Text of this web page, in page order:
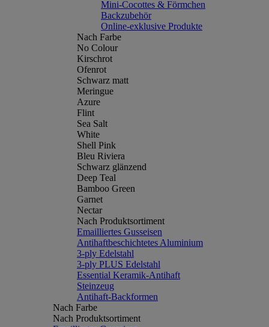
Mini-Cocottes & Förmchen
Backzubehör
Online-exklusive Produkte
Nach Farbe
No Colour
Kirschrot
Ofenrot
Schwarz matt
Meringue
Azure
Flint
Sea Salt
White
Shell Pink
Bleu Riviera
Schwarz glänzend
Deep Teal
Bamboo Green
Garnet
Nectar
Nach Produktsortiment
Emailliertes Gusseisen
Antihaftbeschichtetes Aluminium
3-ply Edelstahl
3-ply PLUS Edelstahl
Essential Keramik-Antihaft
Steinzeug
Antihaft-Backformen
Nach Farbe
Nach Produktsortiment